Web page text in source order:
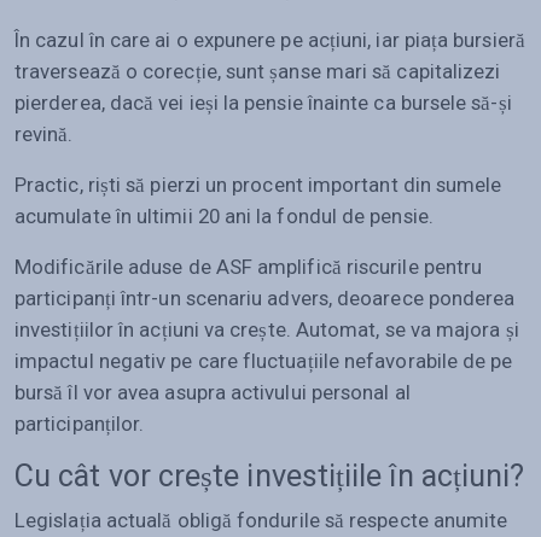
În cazul în care ai o expunere pe acțiuni, iar piața bursieră
traversează o corecție, sunt șanse mari să capitalizezi
pierderea, dacă vei ieși la pensie înainte ca bursele să-și
revină.
Practic, riști să pierzi un procent important din sumele
acumulate în ultimii 20 ani la fondul de pensie.
Modificările aduse de ASF amplifică riscurile pentru
participanți într-un scenariu advers, deoarece ponderea
investițiilor în acțiuni va crește. Automat, se va majora și
impactul negativ pe care fluctuațiile nefavorabile de pe
bursă îl vor avea asupra activului personal al
participanților.
Cu cât vor crește investițiile în acțiuni?
Legislația actuală obligă fondurile să respecte anumite